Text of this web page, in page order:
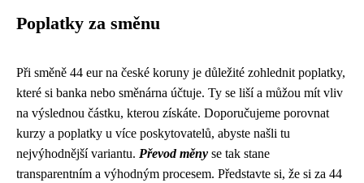
Poplatky za směnu
Při směně 44 eur na české koruny je důležité zohlednit poplatky,
které si banka nebo směnárna účtuje. Ty se liší a můžou mít vliv
na výslednou částku, kterou získáte. Doporučujeme porovnat
kurzy a poplatky u více poskytovatelů, abyste našli tu
nejvýhodnější variantu. Převod měny se tak stane
transparentním a výhodným procesem. Představte si, že si za 44